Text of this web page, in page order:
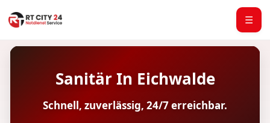
☰
Sanitär In Eichwalde
Schnell, zuverlässig, 24/7 erreichbar.